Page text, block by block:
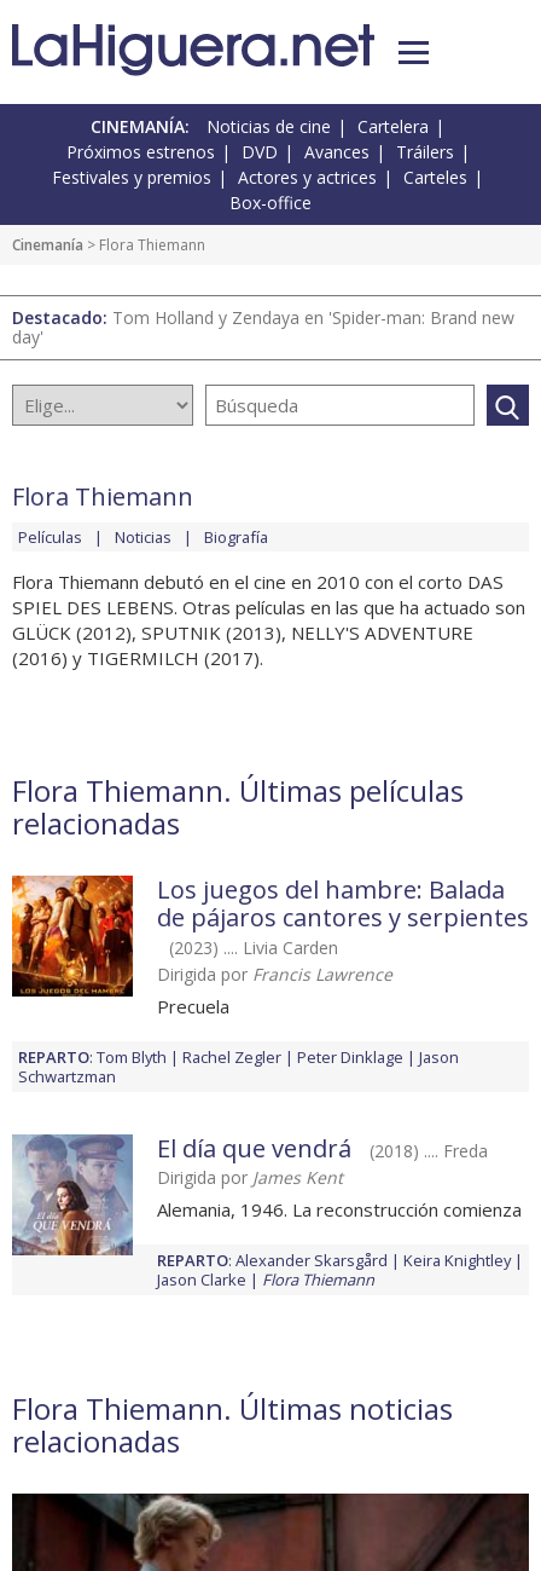
CINEMANÍA: Noticias de cine
Cartelera
Próximos estrenos
DVD Avances
Tráilers
Festivales y premios
Actores y actrices
Carteles
Box-office
Cinemanía > Flora Thiemann
Destacado: Tom Holland y Zendaya en 'Spider-man: Brand new
day'
Flora Thiemann
Películas Noticias Biografía
Flora Thiemann debutó en el cine en 2010 con el corto DAS
SPIEL DES LEBENS. Otras películas en las que ha actuado son
GLÜCK (2012), SPUTNIK (2013), NELLY'S ADVENTURE
(2016) y TIGERMILCH (2017).
Flora Thiemann. Últimas películas
relacionadas
Los juegos del hambre: Balada
de pájaros cantores y serpientes
(2023) .... Livia Carden
Dirigida por Francis Lawrence
Precuela
REPARTO: Tom Blyth Rachel Zegler Peter Dinklage
Jason
Schwartzman
El día que vendrá
(2018) .... Freda
Dirigida por James Kent
Alemania, 1946. La reconstrucción comienza
REPARTO: Alexander Skarsgård
Keira Knightley
Jason Clarke
Flora Thiemann
Flora Thiemann. Últimas noticias
relacionadas